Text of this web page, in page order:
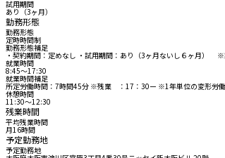
試用期間
あり（3ヶ月）
勤務形態
勤務形態
定時時間制
勤務形態補足
・契約期間：定めなし ・試用期間：あり（3ヶ月ないし６ヶ月）
就業時間
8:45〜17:30
就業時間補足
所定労働時間：7時間45分 ※残業 ：17：30ー ※1年単位の変形労働
休憩時間
11:30〜12:30
残業時間
平均残業時間
月16時間
予定勤務地
予定勤務地